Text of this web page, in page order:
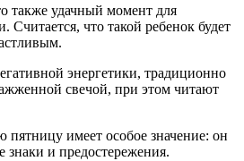
также удачный момент для
Считается, что такой ребенок будет
энергетики, традиционно
свечой, при этом читают
имеет особое значение: он
и предостережения.